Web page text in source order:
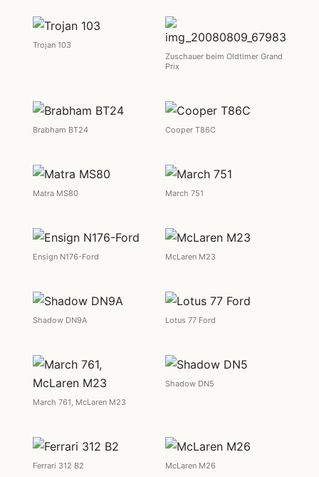
Trojan 103
Zuschauer beim Oldtimer Grand
Prix
Brabham BT24 Cooper T86C
Matra MS80 March 751
Ensign N176-Ford McLaren M23
Shadow DN9A Lotus 77 Ford
March 761, McLaren M23
Shadow DN5
Ferrari 312 B2 McLaren M26